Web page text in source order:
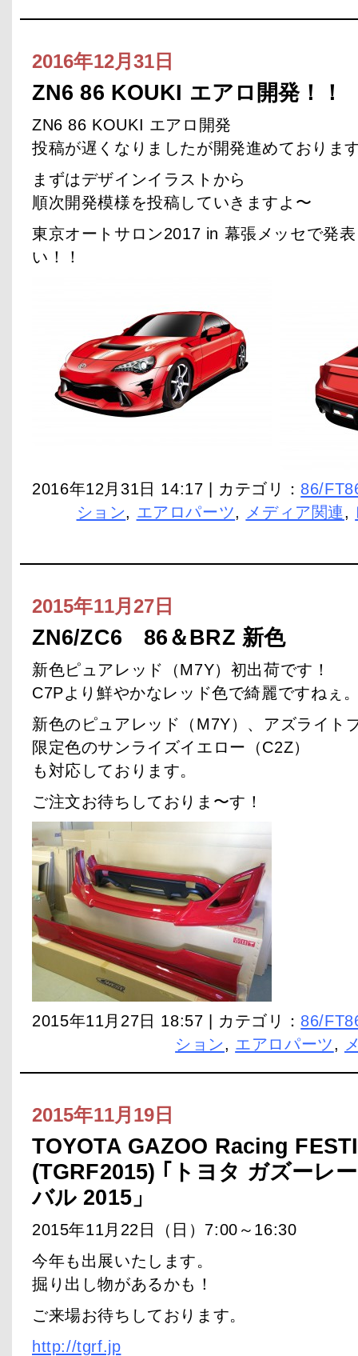
2016年12月31日
ZN6 86 KOUKI エアロ開発！！
ZN6 86 KOUKI エアロ開発
投稿が遅くなりましたが開発進めておりま
まずはデザインイラストから
順次開発模様を投稿していきますよ〜
東京オートサロン2017 in 幕張メッセで発
い！！
2016年12月31日 14:17 | カテゴリ： 86/
ション, エアロパーツ, メディア関連,
2015年11月27日
ZN6/ZC6 86＆BRZ 新色
新色ピュアレッド（M7Y）初出荷です！
C7Pより鮮やかなレッド色で綺麗ですねぇ
新色のピュアレッド（M7Y）、アズライト
限定色のサンライズイエロー（C2Z）
も対応しております。
ご注文お待ちしておりま〜す！
2015年11月27日 18:57 | カテゴリ： 86/
ション, エアロパーツ,
2015年11月19日
TOYOTA GAZOO Racing
(TGRF2015) ｢トヨタ ガズーレ
バル 2015」
2015年11月22日（日）7:00～16:30
今年も出展いたします。
掘り出し物があるかも！
ご来場お待ちしております。
http://tgrf.jp